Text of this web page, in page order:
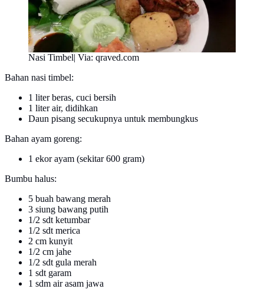
Nasi Timbel| Via: qraved.com
Bahan nasi timbel:
1 liter beras, cuci bersih
1 liter air, didihkan
Daun pisang secukupnya untuk membungkus
Bahan ayam goreng:
1 ekor ayam (sekitar 600 gram)
Bumbu halus:
5 buah bawang merah
3 siung bawang putih
1/2 sdt ketumbar
1/2 sdt merica
2 cm kunyit
1/2 cm jahe
1/2 sdt gula merah
1 sdt garam
1 sdm air asam jawa